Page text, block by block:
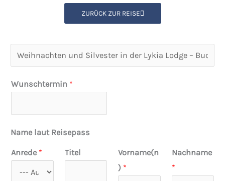
ZURÜCK ZUR REISE
e
i
t
Wunschtermin *
Name laut Reisepass
Anrede * Titel
Vorname(n
) *
Nachname
*